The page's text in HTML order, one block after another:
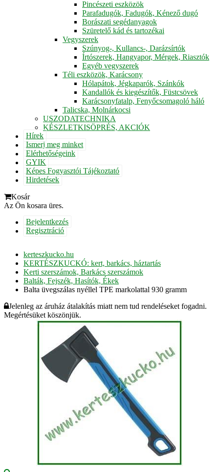
Pincészeti eszközök
Parafadugók, Fadugók, Kénező dugó
Borászati segédanyagok
Szüretelő kád és tartozékai
Vegyszerek
Szúnyog-, Kullancs-, Darázsírtók
Írtószerek, Hangyapor, Mérgek, Riasztók
Egyéb vegyszerek
Téli eszközök, Karácsony
Hólapátok, Jégkaparók, Szánkók
Kandallók és kiegészítők, Füstcsövek
Karácsonyfatalp, Fenyőcsomagoló háló
Talicska, Molnárkocsi
USZODATECHNIKA
KÉSZLETKISÖPRÉS, AKCIÓK
Hírek
Ismerj meg minket
Elérhetőségeink
GYIK
Képes Fogyasztói Tájékoztató
Hirdetések
Kosár
Az Ön kosara üres.
Bejelentkezés
Regisztráció
kerteszkucko.hu
KERTÉSZKUCKÓ: kert, barkács, háztartás
Kerti szerszámok, Barkács szerszámok
Balták, Fejszék, Hasítók, Ékek
Balta üvegszálas nyéllel TPE markolattal 930 gramm
Jelenleg az áruház átalakítás miatt nem tud rendeléseket fogadni.
Megértésüket köszönjük.